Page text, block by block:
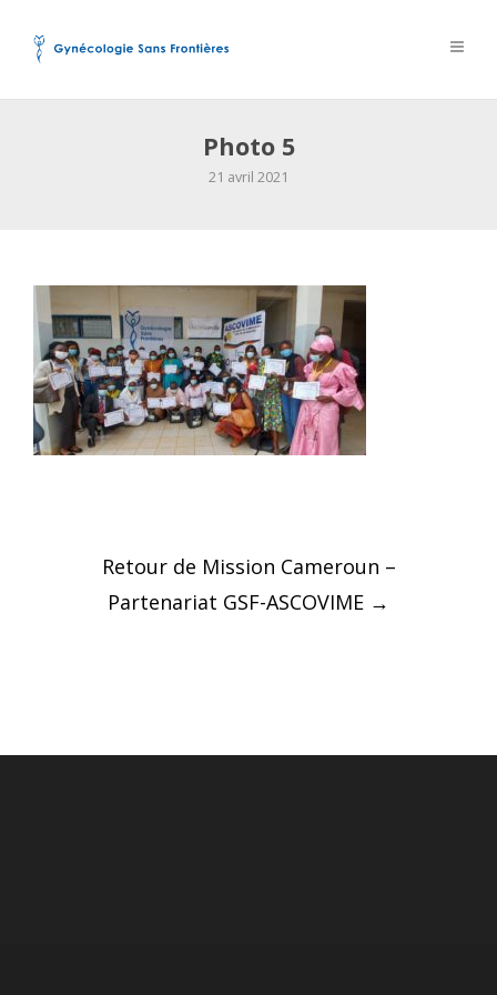
Photo 5
21 avril 2021
Post
navigation
Retour de Mission Cameroun –
Partenariat GSF-ASCOVIME →